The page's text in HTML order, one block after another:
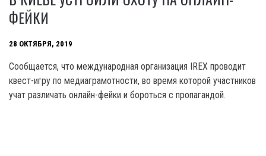
ФЕЙКИ
28 ОКТЯБРЯ, 2019
Сообщается, что международная организация IREX проводит
квест-игру по медиаграмотности, во время которой участников
учат различать онлайн-фейки и бороться с пропагандой.